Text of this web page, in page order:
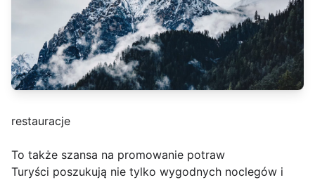
restauracje
To także szansa na promowanie potraw
Turyści poszukują nie tylko wygodnych noclegów i